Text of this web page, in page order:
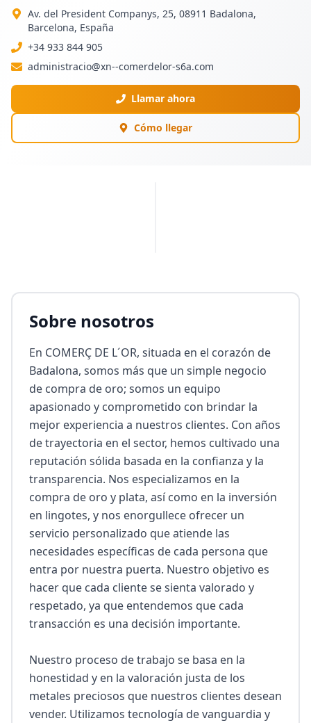
Av. del President Companys, 25, 08911 Badalona,
Barcelona, España
+34 933 844 905
administracio@xn--comerdelor-s6a.com
Llamar ahora
Cómo llegar
Sobre nosotros
En COMERÇ DE L´OR, situada en el corazón de
Badalona, somos más que un simple negocio
de compra de oro; somos un equipo
apasionado y comprometido con brindar la
mejor experiencia a nuestros clientes. Con años
de trayectoria en el sector, hemos cultivado una
reputación sólida basada en la confianza y la
transparencia. Nos especializamos en la
compra de oro y plata, así como en la inversión
en lingotes, y nos enorgullece ofrecer un
servicio personalizado que atiende las
necesidades específicas de cada persona que
entra por nuestra puerta. Nuestro objetivo es
hacer que cada cliente se sienta valorado y
respetado, ya que entendemos que cada
transacción es una decisión importante.
Nuestro proceso de trabajo se basa en la
honestidad y en la valoración justa de los
metales preciosos que nuestros clientes desean
vender. Utilizamos tecnología de vanguardia y